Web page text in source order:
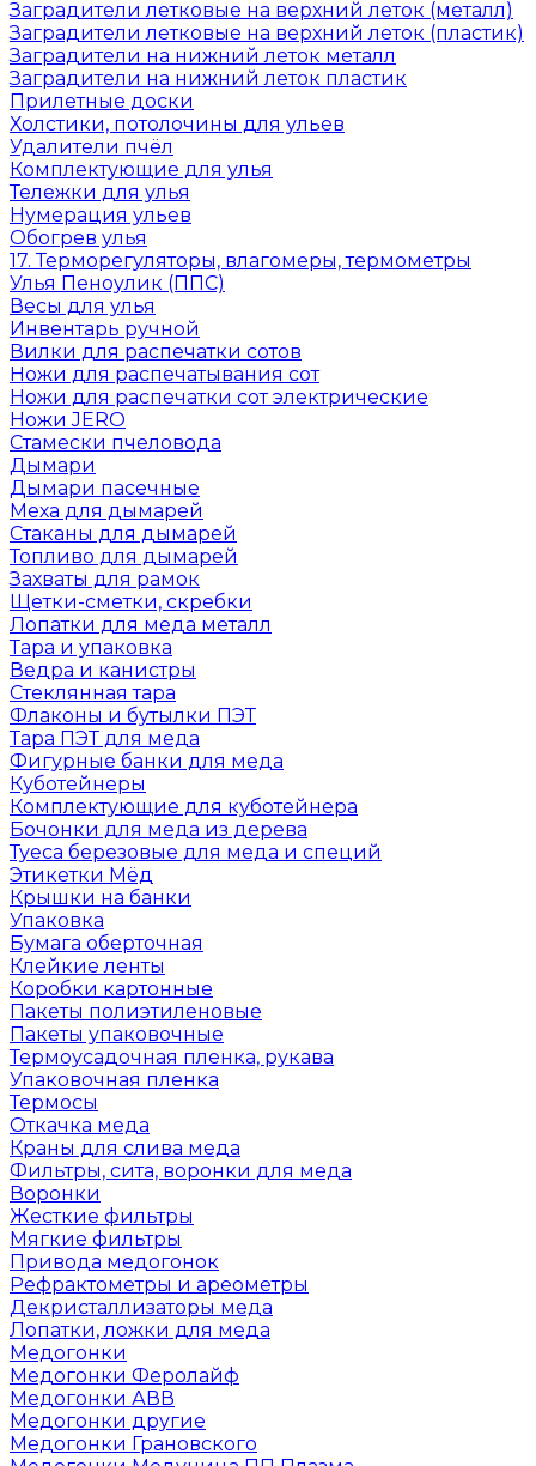
Заградители летковые на верхний леток (металл)
Заградители летковые на верхний леток (пластик)
Заградители на нижний леток металл
Заградители на нижний леток пластик
Прилетные доски
Холстики, потолочины для ульев
Удалители пчёл
Комплектующие для улья
Тележки для улья
Нумерация ульев
Обогрев улья
17. Терморегуляторы, влагомеры, термометры
Улья Пеноулик (ППС)
Весы для улья
Инвентарь ручной
Вилки для распечатки сотов
Ножи для распечатывания сот
Ножи для распечатки сот электрические
Ножи JERO
Стамески пчеловода
Дымари
Дымари пасечные
Меха для дымарей
Стаканы для дымарей
Топливо для дымарей
Захваты для рамок
Щетки-сметки, скребки
Лопатки для меда металл
Тара и упаковка
Ведра и канистры
Стеклянная тара
Флаконы и бутылки ПЭТ
Тара ПЭТ для меда
Фигурные банки для меда
Куботейнеры
Комплектующие для куботейнера
Бочонки для меда из дерева
Туеса березовые для меда и специй
Этикетки Мёд
Крышки на банки
Упаковка
Бумага оберточная
Клейкие ленты
Коробки картонные
Пакеты полиэтиленовые
Пакеты упаковочные
Термоусадочная пленка, рукава
Упаковочная пленка
Термосы
Откачка меда
Краны для слива меда
Фильтры, сита, воронки для меда
Воронки
Жесткие фильтры
Мягкие фильтры
Привода медогонок
Рефрактометры и ареометры
Декристаллизаторы меда
Лопатки, ложки для меда
Медогонки
Медогонки Феролайф
Медогонки АВВ
Медогонки другие
Медогонки Грановского